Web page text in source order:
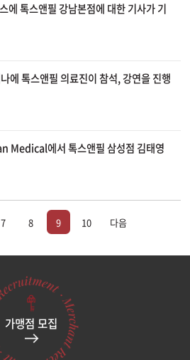
톡스앤필 강남본점에 대한 기사가 기
에 톡스앤필 의료진이 참석, 강연을 진행
Medical에서 톡스앤필 삼성점 김태영
7 8 9 10 다음
가맹점 모집